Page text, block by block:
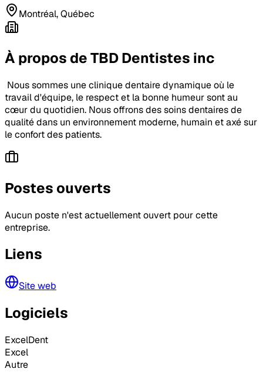
Montréal, Québec
À propos deTBD Dentistes inc
Nous sommes une clinique dentaire dynamique où le
travail d'équipe, le respect et la bonne humeur sont au
cœur du quotidien. Nous offrons des soins dentaires de
qualité dans un environnement moderne, humain et axé sur
le confort des patients.
Postes ouverts
Aucun poste n'est actuellement ouvert pour cette
entreprise.
Liens
Site web
Logiciels
ExcelDent
Excel
Autre